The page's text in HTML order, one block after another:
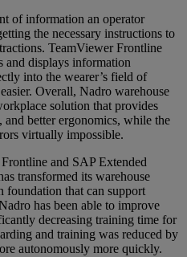
of information an operator
the necessary instructions to
TeamViewer Frontline
and displays information
into the wearer’s field of
Overall, Nadro warehouse
solution that provides
and better ergonomics, while the
virtually impossible.
and SAP Extended
transformed its warehouse
foundation that can support
has been able to improve
decreasing training time for
and training was reduced by
autonomously more quickly.